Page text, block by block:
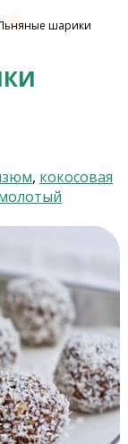
шарики
, кокосовая